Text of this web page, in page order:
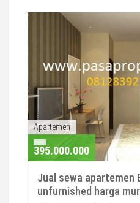
Apartemen
395.000.000
Jual sewa apartemen
unfurnished harga